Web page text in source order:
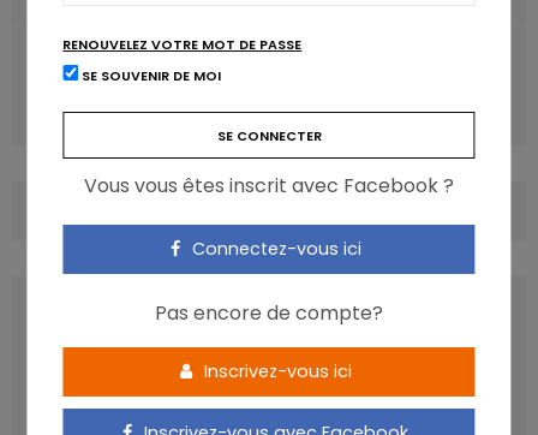
ARTICLE SUIVANT
Comment nos achats sont régis par le marketing
sensoriel?
RENOUVELEZ VOTRE MOT DE PASSE
SE SOUVENIR DE MOI
Vous vous êtes inscrit avec Facebook ?
Connectez-vous ici
Pas encore de compte?
Inscrivez-vous ici